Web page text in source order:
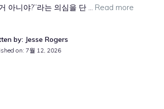
아니야?”라는 의심을 단 … Read more
by: Jesse Rogers
on: 7월 12, 2026